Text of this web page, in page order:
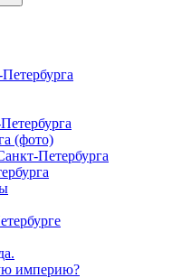
(фото)
Петербурга
империю?